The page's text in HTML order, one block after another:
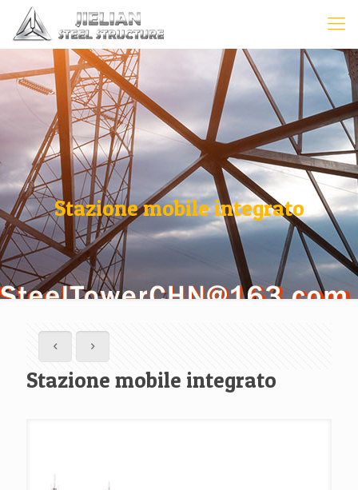
Stazione mobile integrato
Stazione mobile integrato